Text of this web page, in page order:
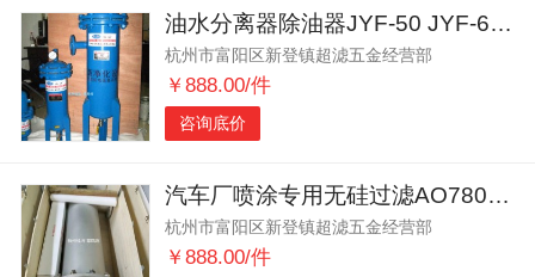
油水分离器除油器JYF-50 JYF-60 JYF-80
杭州市富阳区新登镇超滤五金经营部
￥888.00/件
咨询底价
汽车厂喷涂专用无硅过滤AO7800F-SSC/SF
杭州市富阳区新登镇超滤五金经营部
￥888.00/件